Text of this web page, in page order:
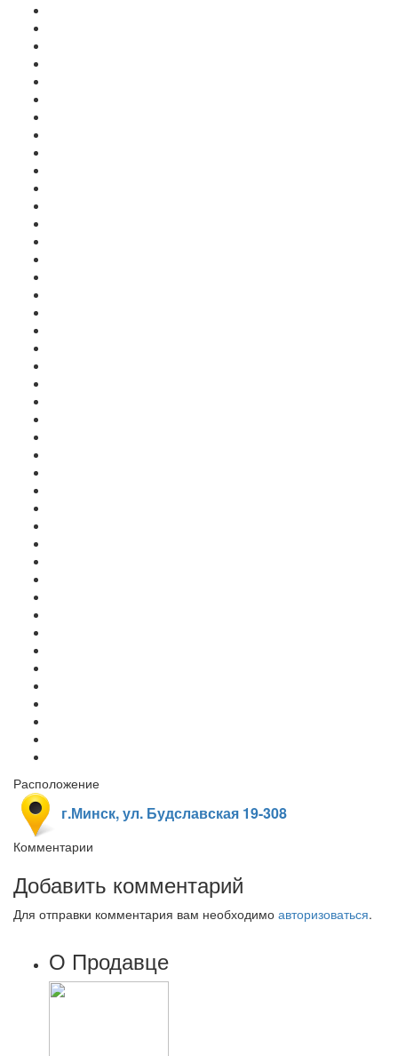
Расположение
г.Минск, ул. Будславская 19-308
Комментарии
Добавить комментарий
Для отправки комментария вам необходимо авторизоваться.
О Продавце